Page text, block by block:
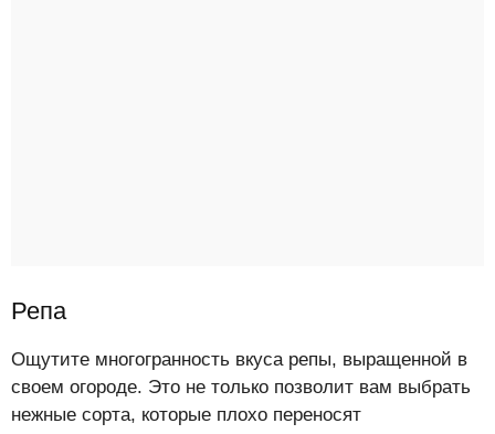
Репа
Ощутите многогранность вкуса репы, выращенной в
своем огороде. Это не только позволит вам выбрать
нежные сорта, которые плохо переносят